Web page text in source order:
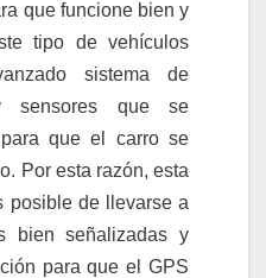
que funcione bien y
tipo de vehículos
sistema de
sensores que se
que el carro se
Por esta razón, esta
posible de llevarse a
bien señalizadas y
para que el GPS